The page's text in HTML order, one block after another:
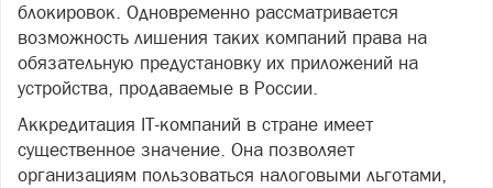
блокировок. Одновременно рассматривается
возможность лишения таких компаний права на
обязательную предустановку их приложений на
устройства, продаваемые в России.
Аккредитация IT-компаний в стране имеет
существенное значение. Она позволяет
организациям пользоваться налоговыми льготами,